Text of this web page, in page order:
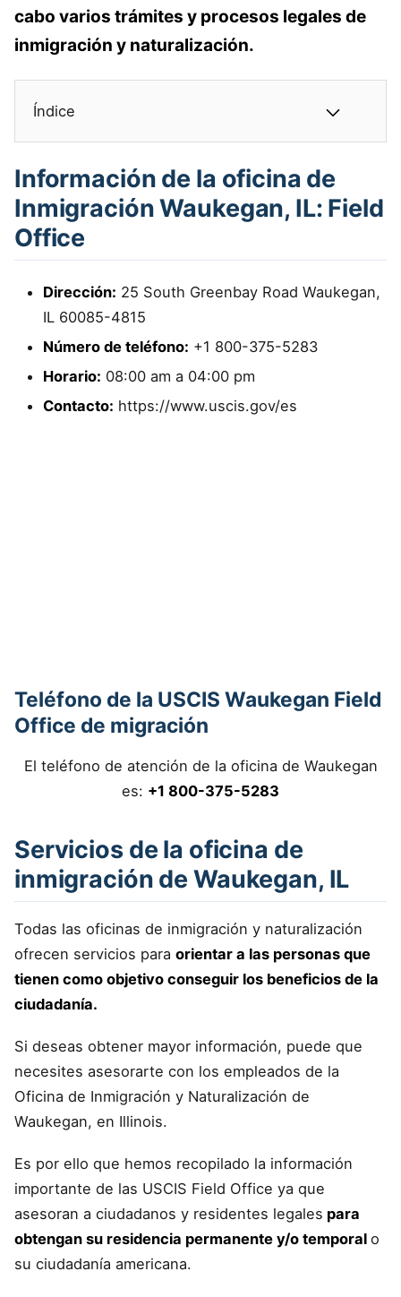
cabo varios trámites y procesos legales de
inmigración y naturalización.
Índice
Información de la oficina de
Inmigración Waukegan, IL: Field
Office
Dirección: 25 South Greenbay Road Waukegan,
IL 60085-4815
Número de teléfono: +1 800-375-5283
Horario: 08:00 am a 04:00 pm
Contacto: https://www.uscis.gov/es
Teléfono de la USCIS Waukegan Field
Office de migración
El teléfono de atención de la oficina de Waukegan
es: +1 800-375-5283
Servicios de la oficina de
inmigración de Waukegan, IL
Todas las oficinas de inmigración y naturalización
ofrecen servicios para orientar a las personas que
tienen como objetivo conseguir los beneficios de la
ciudadanía.
Si deseas obtener mayor información, puede que
necesites asesorarte con los empleados de la
Oficina de Inmigración y Naturalización de
Waukegan, en Illinois.
Es por ello que hemos recopilado la información
importante de las USCIS Field Office ya que
asesoran a ciudadanos y residentes legales para
obtengan su residencia permanente y/o temporal o
su ciudadanía americana.